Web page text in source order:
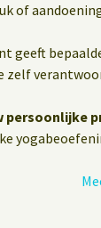
of
geeft
persoonlijke